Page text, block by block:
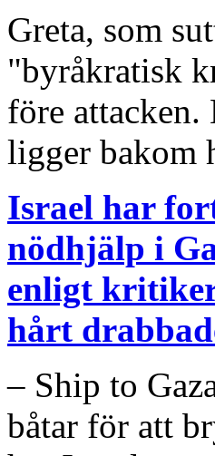
Greta, som
"byråkratisk
före attacken.
ligger bakom
Israel har
nödhjälp i
enligt
hårt
– Ship to
båtar för att